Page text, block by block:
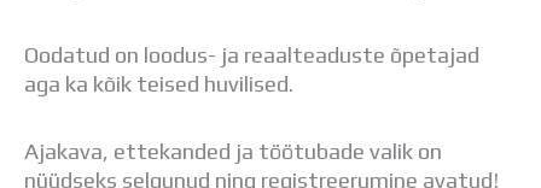
Koorilaul
ÕPPETÖÖ
Aastaplaan
Õppekava
Oodatud on loodus- ja reaalteaduste õpetajad
aga ka kõik teised huvilised.
Ajakava, ettekanded ja töötubade valik on
nüüdseks selgunud ning registreerumine avatud!